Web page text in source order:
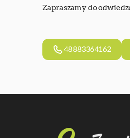
Zapraszamy do
48883364162